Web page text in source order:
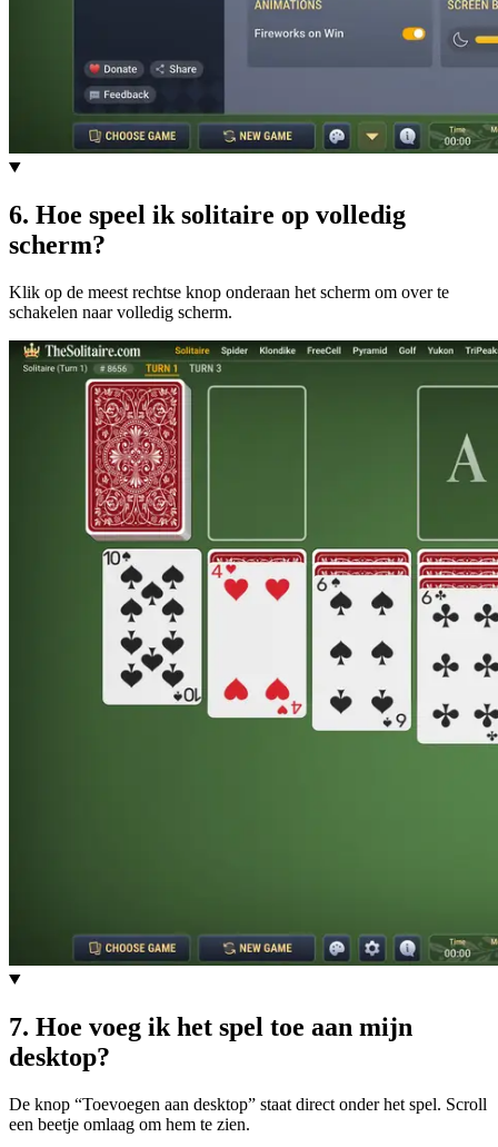
6. Hoe speel ik solitaire op volledig
scherm?
Klik op de meest rechtse knop onderaan het scherm om over te
schakelen naar volledig scherm.
7. Hoe voeg ik het spel toe aan mijn
desktop?
De knop “Toevoegen aan desktop” staat direct onder het spel. Scroll
een beetje omlaag om hem te zien.